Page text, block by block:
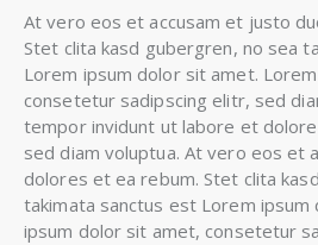
At vero eos et accusam et justo
Stet clita kasd gubergren, no sea
Lorem ipsum dolor sit amet.
consetetur sadipscing elitr, sed
tempor invidunt ut labore et
sed diam voluptua. At vero eos et
dolores et ea rebum. Stet clita
takimata sanctus est Lorem
ipsum dolor sit amet, consetetur